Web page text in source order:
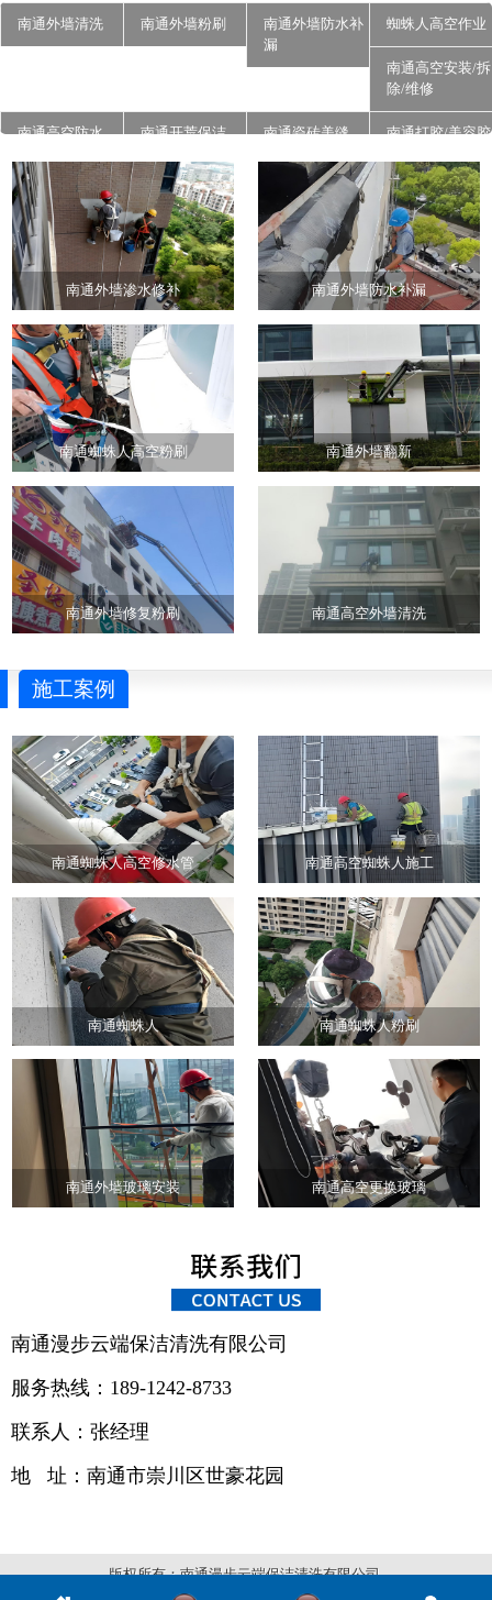
南通外墙清洗 南通外墙粉刷
南通外墙防水补
漏
蜘蛛人高空作业
南通高空安装/拆
除/维修
南通高空防水 南通开荒保洁 南通瓷砖美缝 南通打胶/美容胶
南通石材翻新养
护
南通地面高压清
洗
南通外墙真石漆
施工
南通外墙渗水修补 南通外墙防水补漏
南通蜘蛛人高空粉刷 南通外墙翻新
南通外墙修复粉刷 南通高空外墙清洗
施工案例
南通蜘蛛人高空修水管 南通高空蜘蛛人施工
南通蜘蛛人 南通蜘蛛人粉刷
南通外墙玻璃安装 南通高空更换玻璃
南通漫步云端保洁清洗有限公司
服务热线：189-1242-8733
联系人：张经理
地 址： 南通市崇川区世豪花园
版权所有：南通漫步云端保洁清洗有限公司